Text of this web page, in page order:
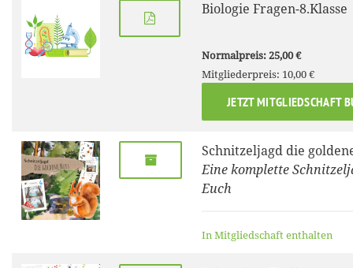
Biologie Fragen-8.Klasse
Normalpreis: 25,00 €
Mitgliederpreis: 10,00 €
JETZT MITGLIEDSCHAFT
Schnitzeljagd die
Eine komplette
Euch
In Mitgliedschaft enthalten